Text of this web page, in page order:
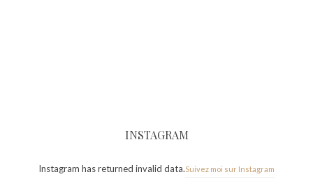
INSTAGRAM
Instagram has returned invalid data.Suivez moi sur Instagram